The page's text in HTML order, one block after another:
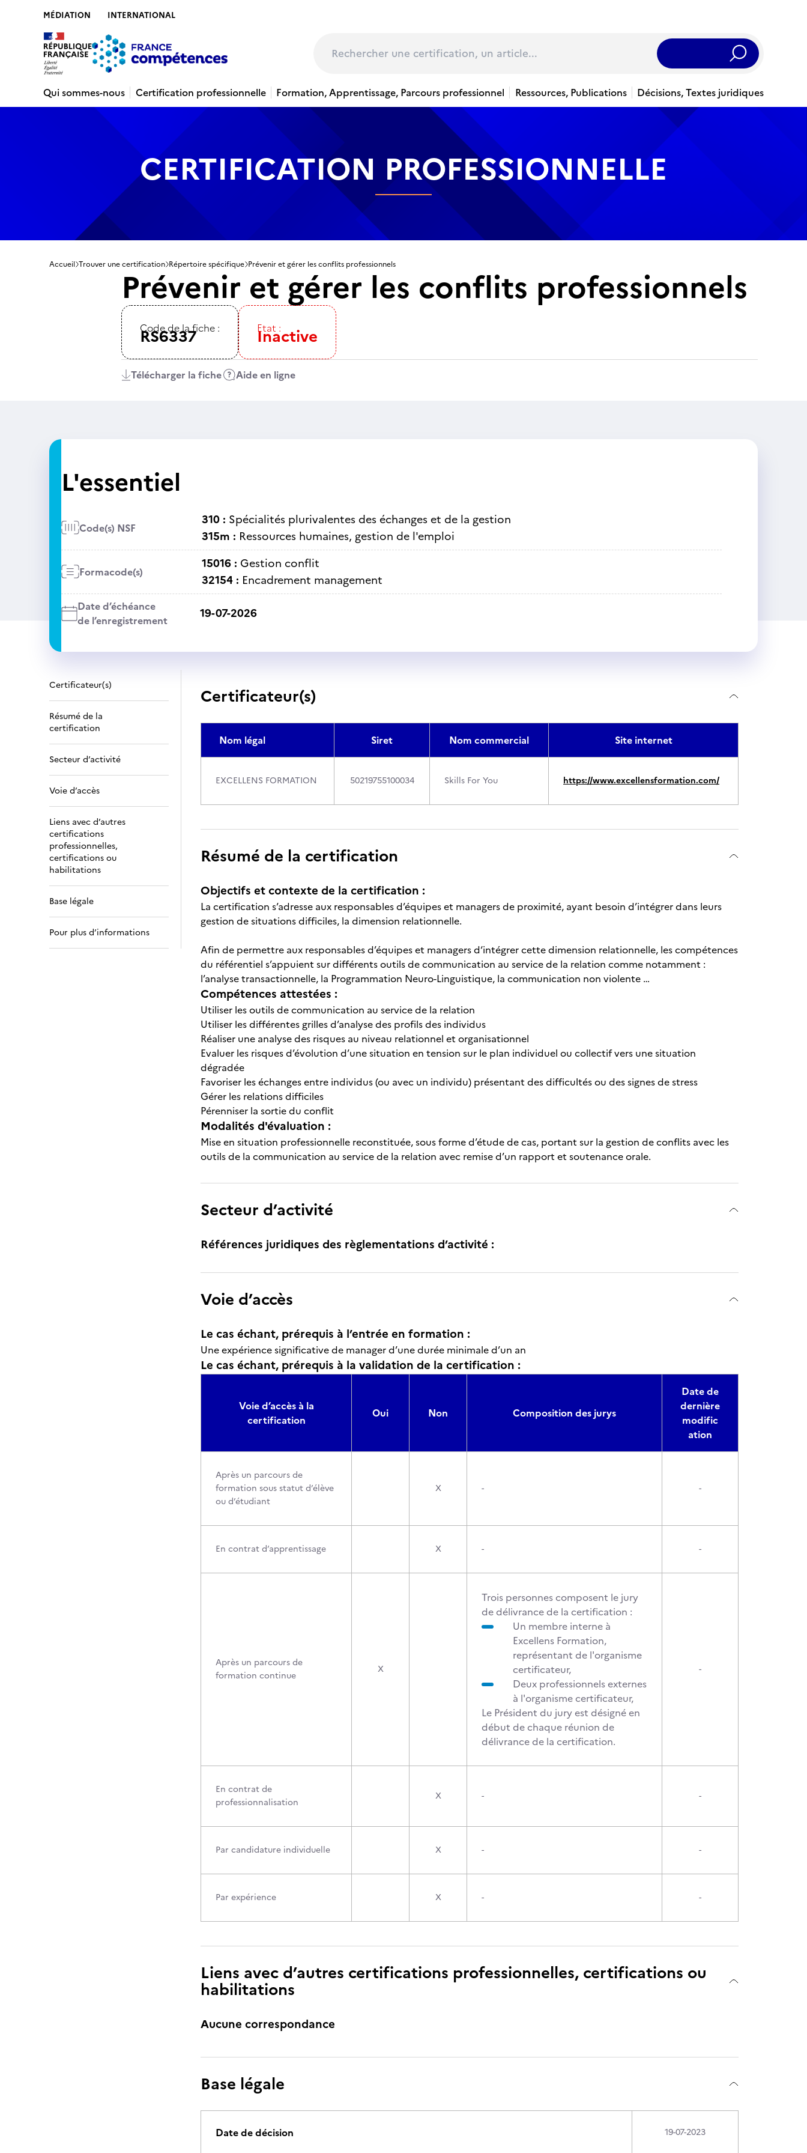
MÉDIATION INTERNATIONAL
Rechercher
Qui sommes-nous
Certification professionnelle Formation, Apprentissage, Parcours professionnel Ressources, Publications Décisions, Textes juridiques
CERTIFICATION PROFESSIONNELLE
Accueil Trouver une certification Répertoire spécifique Prévenir et gérer les conflits professionnels
Prévenir et gérer les conflits professionnels
Code de la fiche :
RS6337 Etat :
Inactive
Télécharger la fiche Aide en ligne
L'essentiel
Code(s) NSF
310 : Spécialités plurivalentes des échanges et de la gestion
315m : Ressources humaines, gestion de l'emploi
Formacode(s)
15016 : Gestion conflit
32154 : Encadrement management
Date d’échéance
de l’enregistrement
19-07-2026
Certificateur(s)
Résumé de la
certification
Secteur d’activité
Voie d’accès
Liens avec d’autres
certifications
professionnelles,
certifications ou
habilitations
Base légale
Pour plus d’informations
Certificateur(s)
Nom légal Siret Nom commercial Site internet
EXCELLENS FORMATION 50219755100034 Skills For You https://www.excellensformation.com/
Résumé de la certification
Objectifs et contexte de la certification :
La certification s’adresse aux responsables d’équipes et managers de proximité, ayant besoin d’intégrer dans leurs
gestion de situations difficiles, la dimension relationnelle.
Afin de permettre aux responsables d’équipes et managers d‘intégrer cette dimension relationnelle, les compétences
du référentiel s’appuient sur différents outils de communication au service de la relation comme notamment :
l’analyse transactionnelle, la Programmation Neuro-Linguistique, la communication non violente …
Compétences attestées :
Utiliser les outils de communication au service de la relation
Utiliser les différentes grilles d’analyse des profils des individus
Réaliser une analyse des risques au niveau relationnel et organisationnel
Evaluer les risques d’évolution d’une situation en tension sur le plan individuel ou collectif vers une situation
dégradée
Favoriser les échanges entre individus (ou avec un individu) présentant des difficultés ou des signes de stress
Gérer les relations difficiles
Pérenniser la sortie du conflit
Modalités d'évaluation :
Mise en situation professionnelle reconstituée, sous forme d’étude de cas, portant sur la gestion de conflits avec les
outils de la communication au service de la relation avec remise d’un rapport et soutenance orale.
Secteur d’activité
Références juridiques des règlementations d’activité :
Voie d’accès
Le cas échant, prérequis à l’entrée en formation :
Une expérience significative de manager d’une durée minimale d’un an
Le cas échant, prérequis à la validation de la certification :
Voie d’accès à la
certification
Oui Non Composition des jurys
Date de
dernière
modific
ation
Après un parcours de
formation sous statut d’élève
ou d’étudiant
X - -
En contrat d’apprentissage X - -
Après un parcours de
formation continue
X
Trois personnes composent le jury
de délivrance de la certification :
Un membre interne à
Excellens Formation,
représentant de l'organisme
certificateur,
Deux professionnels externes
à l'organisme certificateur,
Le Président du jury est désigné en
début de chaque réunion de
délivrance de la certification.
-
En contrat de
professionnalisation
X - -
Par candidature individuelle X - -
Par expérience X - -
Liens avec d’autres certifications professionnelles, certifications ou
habilitations
Aucune correspondance
Base légale
Date de décision 19-07-2023